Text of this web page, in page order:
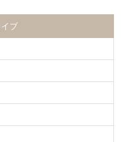
ブ